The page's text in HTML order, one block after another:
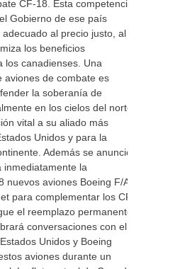
CF-18. Esta competencia
Gobierno de ese país
al precio justo, al
los beneficios
los canadienses. Una
aviones de combate es
la soberanía de
en los cielos del norte.
vital a su aliado más
Unidos y para la
Además se anuncio
inmediatamente la
nuevos aviones Boeing F/A-
para complementar los CF-
el reemplazo permanente.
conversaciones con el
Unidos y Boeing
aviones durante un